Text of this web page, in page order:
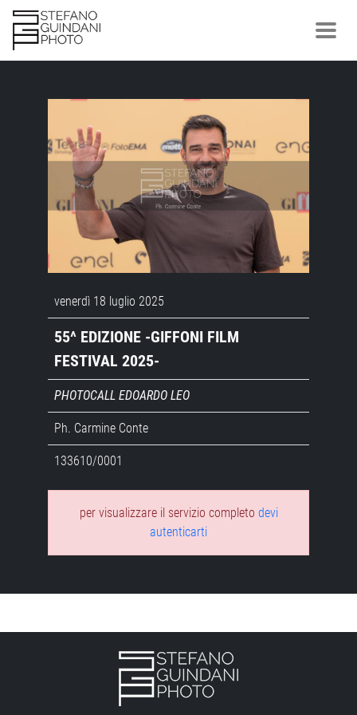
venerdì 18 luglio 2025
55^ EDIZIONE -GIFFONI FILM
FESTIVAL 2025-
PHOTOCALL EDOARDO LEO
Ph. Carmine Conte
133610/0001
per visualizzare il servizio completo devi
autenticarti